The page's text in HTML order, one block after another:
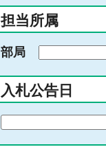
ー
入
力
担当所属
部局
入札公告日